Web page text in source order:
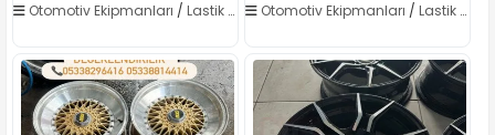
Otomotiv Ekipmanları / Lastik ve Jant Otomotiv Ekipmanları /Lastik ve Jant